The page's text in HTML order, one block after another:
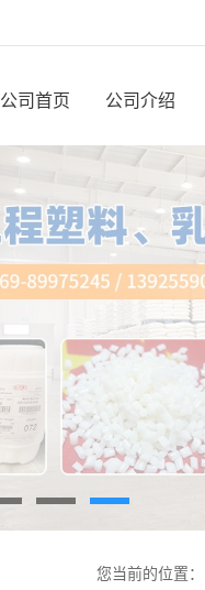
公司首页 公司介绍
您当前的位置：